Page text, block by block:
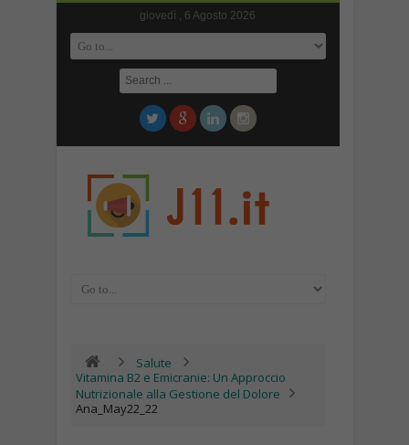
giovedì , 6 Agosto 2026
Salute
Vitamina B2 e Emicranie: Un Approccio
Nutrizionale alla Gestione del Dolore
Ana_May22_22